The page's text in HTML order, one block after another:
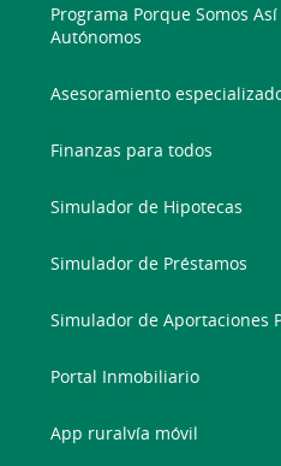
Programa Porque Somos
Autónomos
Asesoramiento
Finanzas para todos
Simulador de Hipotecas
Simulador de Préstamos
Simulador de Aportaciones
Portal Inmobiliario
App ruralvía móvil